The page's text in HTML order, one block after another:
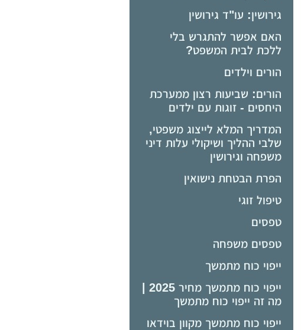
גירושין: עו"ד גירושין
האם אפשר להתגרש בלי
ללכת לבית המשפט?
הורים וילדים
הורים: שביעות רצון ממערכת
היחסים - זוגות עם ילדים
המדריך המלא לייצוג משפטי,
שלבי ההליך ושיקולי עלות דיני
משפחה וגירושין
הפרת הבטחת נישואין
טיפול זוגי
טפסים
טפסים משפחה
ייפוי כוח מתמשך
מה זה ייפוי כוח מתמשך
ייפוי כוח מתמשך מקוון בוידאו